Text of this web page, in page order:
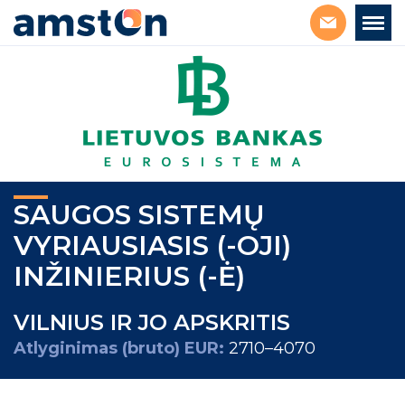
SAUGOS SISTEMŲ
VYRIAUSIASIS (-OJI)
INŽINIERIUS (-Ė)
VILNIUS IR JO APSKRITIS
Atlyginimas (bruto) EUR: 2710–4070